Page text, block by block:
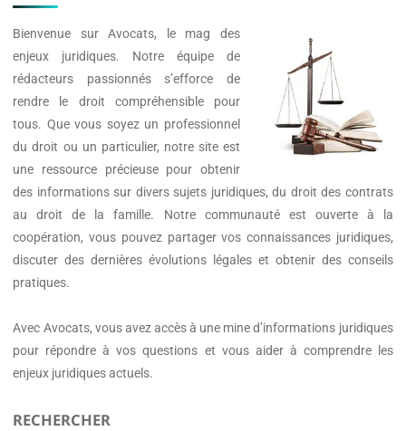
Bienvenue surAvocats, le mag des
enjeux juridiques. Notre équipe de
rédacteurs passionnés s’efforce de
rendre le droit compréhensible pour
tous. Que vous soyez un professionnel
du droit ou un particulier, notre site est
une ressource précieuse pour obtenir
des informations sur divers sujets juridiques, du droit des contrats
au droit de la famille. Notre communauté est ouverte à la
coopération, vous pouvez partager vos connaissances juridiques,
discuter des dernières évolutions légales et obtenir des conseils
pratiques.
Avec Avocats, vous avez accès à une mine d’informations juridiques
pour répondre à vos questions et vous aider à comprendre les
enjeux juridiques actuels.
RECHERCHER